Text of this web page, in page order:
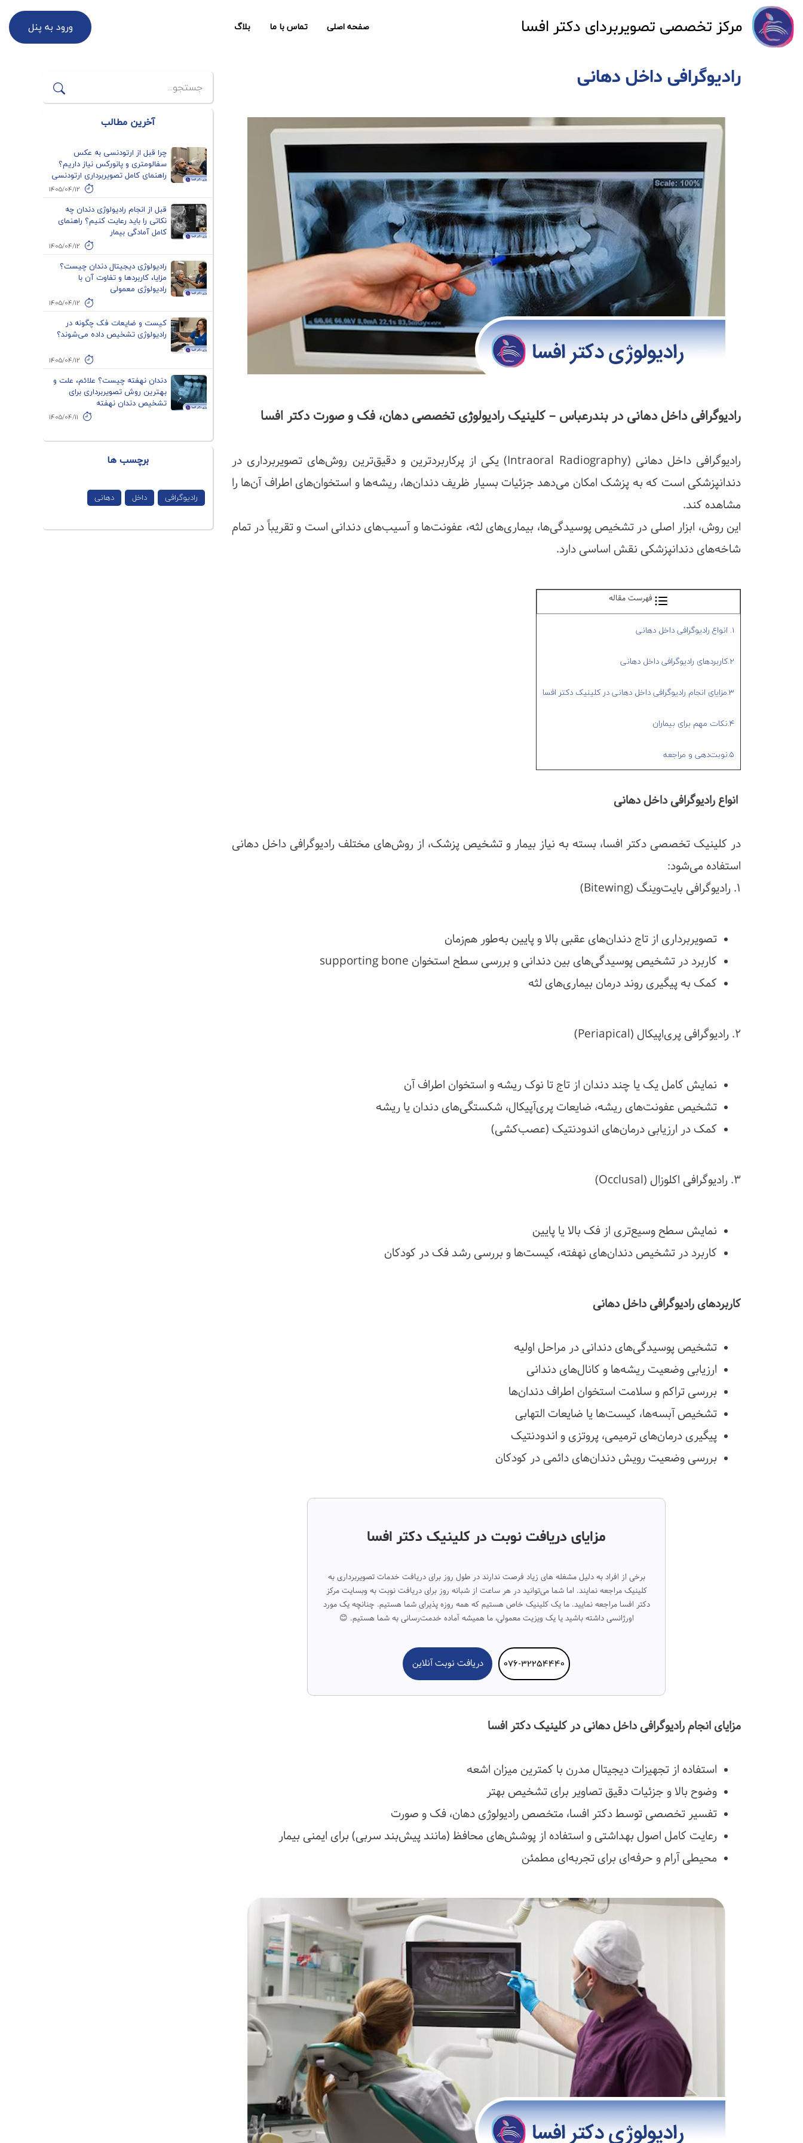
ورود به پنل صفحه اصلی تماس با ما بلاگ مرکز تخصصی تصویربردای دکتر افسا
رادیوگرافی داخل دهانی
رادیوگرافی داخل دهانی در بندرعباس – کلینیک رادیولوژی تخصصی دهان، فک و صورت دکتر افسا
رادیوگرافی داخل دهانی (Intraoral Radiography) یکی از پرکاربردترین و دقیق‌ترین روش‌های تصویربرداری در
دندانپزشکی است که به پزشک امکان می‌دهد جزئیات بسیار ظریف دندان‌ها، ریشه‌ها و استخوان‌های اطراف آن‌ها را
مشاهده کند.
این روش، ابزار اصلی در تشخیص پوسیدگی‌ها، بیماری‌های لثه، عفونت‌ها و آسیب‌های دندانی است و تقریباً در تمام
شاخه‌های دندانپزشکی نقش اساسی دارد.
فهرست مقاله
1. انواع رادیوگرافی داخل دهانی
2.کاربردهای رادیوگرافی داخل دهانی
3.مزایای انجام رادیوگرافی داخل دهانی در کلینیک دکتر افسا
4.نکات مهم برای بیماران
5.نوبت‌دهی و مراجعه
انواع رادیوگرافی داخل دهانی
در کلینیک تخصصی دکتر افسا، بسته به نیاز بیمار و تشخیص پزشک، از روش‌های مختلف رادیوگرافی داخل دهانی
استفاده می‌شود:
۱. رادیوگرافی بایت‌وینگ (Bitewing)
تصویربرداری از تاج دندان‌های عقبی بالا و پایین به‌طور هم‌زمان
کاربرد در تشخیص پوسیدگی‌های بین دندانی و بررسی سطح استخوان supporting bone
کمک به پیگیری روند درمان بیماری‌های لثه
۲. رادیوگرافی پری‌اپیکال (Periapical)
نمایش کامل یک یا چند دندان از تاج تا نوک ریشه و استخوان اطراف آن
تشخیص عفونت‌های ریشه، ضایعات پری‌آپیکال، شکستگی‌های دندان یا ریشه
کمک در ارزیابی درمان‌های اندودنتیک (عصب‌کشی)
۳. رادیوگرافی اکلوزال (Occlusal)
نمایش سطح وسیع‌تری از فک بالا یا پایین
کاربرد در تشخیص دندان‌های نهفته، کیست‌ها و بررسی رشد فک در کودکان
کاربردهای رادیوگرافی داخل دهانی
تشخیص پوسیدگی‌های دندانی در مراحل اولیه
ارزیابی وضعیت ریشه‌ها و کانال‌های دندانی
بررسی تراکم و سلامت استخوان اطراف دندان‌ها
تشخیص آبسه‌ها، کیست‌ها یا ضایعات التهابی
پیگیری درمان‌های ترمیمی، پروتزی و اندودنتیک
بررسی وضعیت رویش دندان‌های دائمی در کودکان
مزایای دریافت نوبت در کلینیک دکتر افسا
برخی از افراد به دلیل مشغله های زیاد فرصت ندارند در طول روز برای دریافت خدمات تصویربرداری به
کلینیک مراجعه نمایند. اما شما می‌توانید در هر ساعت از شبانه روز برای دریافت نوبت به وبسایت مرکز
دکتر افسا مراجعه نمایید. ما یک کلینیک خاص هستیم که همه روزه پذیرای شما هستیم. چنانچه یک مورد
اورژانسی داشته باشید یا یک ویزیت معمولی، ما همیشه آماده خدمت‌رسانی به شما هستیم. 😊
076-32254440 دریافت نوبت آنلاین
مزایای انجام رادیوگرافی داخل دهانی در کلینیک دکتر افسا
استفاده از تجهیزات دیجیتال مدرن با کمترین میزان اشعه
وضوح بالا و جزئیات دقیق تصاویر برای تشخیص بهتر
تفسیر تخصصی توسط دکتر افسا، متخصص رادیولوژی دهان، فک و صورت
رعایت کامل اصول بهداشتی و استفاده از پوشش‌های محافظ (مانند پیش‌بند سربی) برای ایمنی بیمار
محیطی آرام و حرفه‌ای برای تجربه‌ای مطمئن
آخرین مطالب
چرا قبل از ارتودنسی به عکس
سفالومتری و پانورکس نیاز داریم؟
راهنمای کامل تصویربرداری ارتودنسی
1405/04/12
قبل از انجام رادیولوژی دندان چه
نکاتی را باید رعایت کنیم؟ راهنمای
کامل آمادگی بیمار
1405/04/12
رادیولوژی دیجیتال دندان چیست؟
مزایا، کاربردها و تفاوت آن با
رادیولوژی معمولی
1405/04/12
کیست و ضایعات فک چگونه در
رادیولوژی تشخیص داده می‌شوند؟
1405/04/12
دندان نهفته چیست؟ علائم، علت و
بهترین روش تصویربرداری برای
تشخیص دندان نهفته
1405/04/11
برچسب ها
رادیوگرافی داخل دهانی